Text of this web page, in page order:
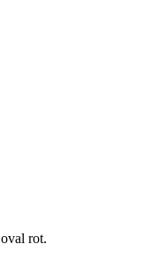
rot.